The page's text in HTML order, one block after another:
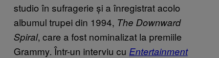
studio în sufragerie și a înregistrat acolo
albumul trupei din 1994, The Downward
Spiral, care a fost nominalizat la premiile
Grammy. Într-un interviu cu Entertainment